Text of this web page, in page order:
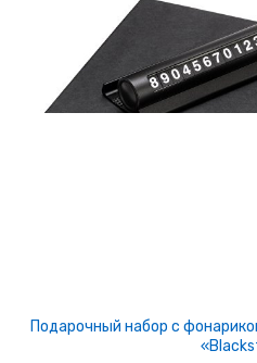
Подарочный набор с